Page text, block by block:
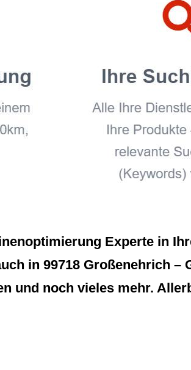
Experte in
in 99718 Großenehrich –
und noch vieles mehr.